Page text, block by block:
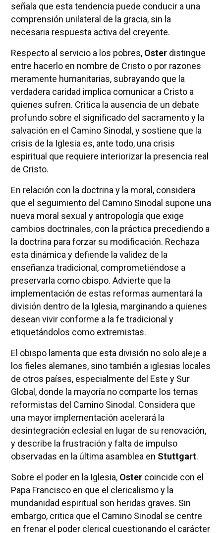
señala que esta tendencia puede conducir a una
comprensión unilateral de la gracia, sin la
necesaria respuesta activa del creyente.
Respecto al servicio a los pobres, Osterdistingue
entre hacerlo en nombre de Cristo o por razones
meramente humanitarias, subrayando que la
verdadera caridad implica comunicar a Cristo a
quienes sufren. Critica la ausencia de un debate
profundo sobre el significado del sacramento y la
salvación en el Camino Sinodal, y sostiene que la
crisis de la Iglesia es, ante todo, una crisis
espiritual que requiere interiorizar la presencia real
de Cristo.
En relación con la doctrina y la moral, considera
que el seguimiento del Camino Sinodal supone una
nueva moral sexual y antropología que exige
cambios doctrinales, con la práctica precediendo a
la doctrina para forzar su modificación. Rechaza
esta dinámica y defiende la validez de la
enseñanza tradicional, comprometiéndose a
preservarla como obispo. Advierte que la
implementación de estas reformas aumentará la
división dentro de la Iglesia, marginando a quienes
desean vivir conforme a la fe tradicional y
etiquetándolos como extremistas.
El obispo lamenta que esta división no solo aleje a
los fieles alemanes, sino también a iglesias locales
de otros países, especialmente del Este y Sur
Global, donde la mayoría no comparte los temas
reformistas del Camino Sinodal. Considera que
una mayor implementación acelerará la
desintegración eclesial en lugar de su renovación,
y describe la frustración y falta de impulso
observadas en la última asamblea en Stuttgart.
Sobre el poder en la Iglesia, Ostercoincide con el
Papa Francisco en que el clericalismo y la
mundanidad espiritual son heridas graves. Sin
embargo, critica que el Camino Sinodal se centre
en frenar el poder clerical cuestionando el carácter